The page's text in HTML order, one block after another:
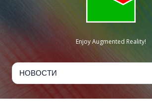
Enjoy Augmented Reality!